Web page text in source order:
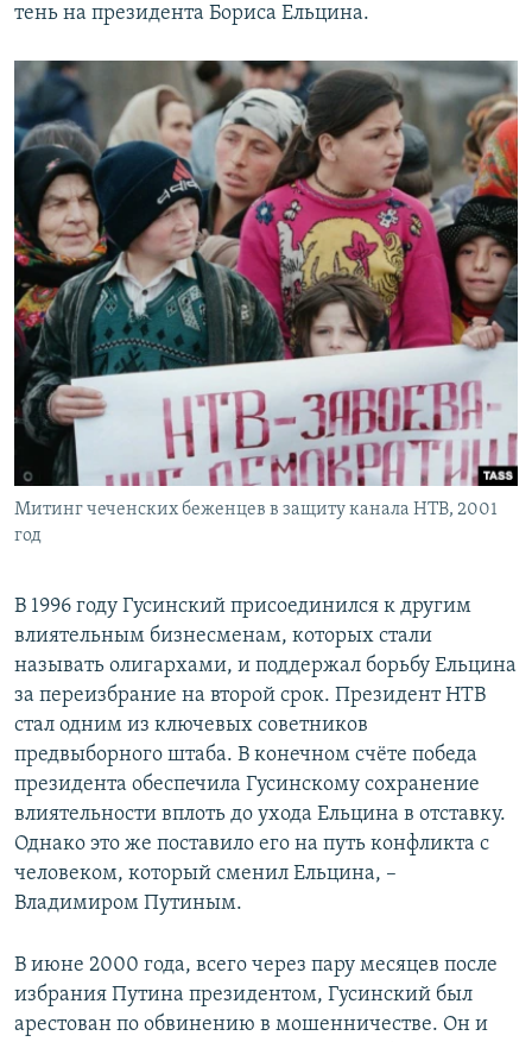
тень на президента Бориса Ельцина.
Митинг чеченских беженцев в защиту канала НТВ, 2001
год
В 1996 году Гусинский присоединился к другим
влиятельным бизнесменам, которых стали
называть олигархами, и поддержал борьбу Ельцина
за переизбрание на второй срок. Президент НТВ
стал одним из ключевых советников
предвыборного штаба. В конечном счёте победа
президента обеспечила Гусинскому сохранение
влиятельности вплоть до ухода Ельцина в отставку.
Однако это же поставило его на путь конфликта с
человеком, который сменил Ельцина, –
Владимиром Путиным.
В июне 2000 года, всего через пару месяцев после
избрания Путина президентом, Гусинский был
арестован по обвинению в мошенничестве. Он и